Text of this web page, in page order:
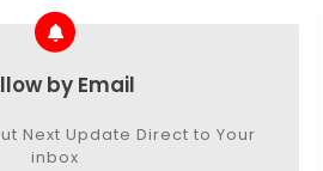
by Email
Next Update Direct to Your
inbox